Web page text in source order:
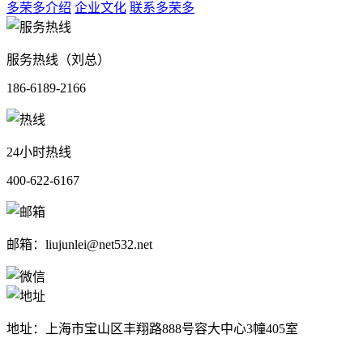
多荣多介绍 企业文化 联系多荣多
服务热线（刘总）
186-6189-2166
24小时热线
400-622-6167
邮箱：liujunlei@net532.net
地址：上海市宝山区丰翔路888号容大中心3幢405室